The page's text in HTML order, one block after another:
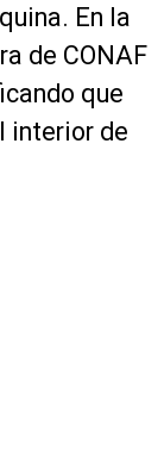
En la
de CONAF
que
interior de